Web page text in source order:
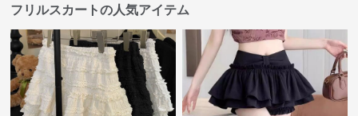
フリルスカートの人気アイテム